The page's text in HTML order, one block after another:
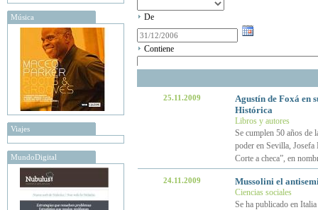
Música
Viajes
MundoDigital
De
Contiene
25.11.2009
Agustín de Foxá en
Histórica
Libros y autores
Se cumplen 50 años de
poder en Sevilla, Josefa
Corte a checa”, en
24.11.2009 Mussolini el
Ciencias sociales
Se ha publicado en